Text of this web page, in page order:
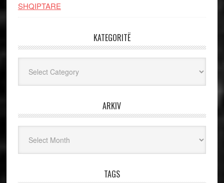
SHQIPTARE
KATEGORITË
ARKIV
TAGS